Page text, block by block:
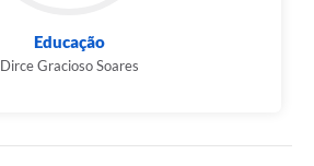
Educação
Dirce Gracioso Soares